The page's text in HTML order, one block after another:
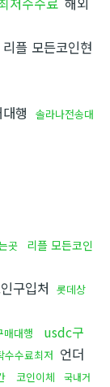
리플 모든코인현
행
솔라나전송대
곳
리플 모든코인
구입처 롯데상
매대행
usdc구
수수료최저 언더
코인이체
국내거